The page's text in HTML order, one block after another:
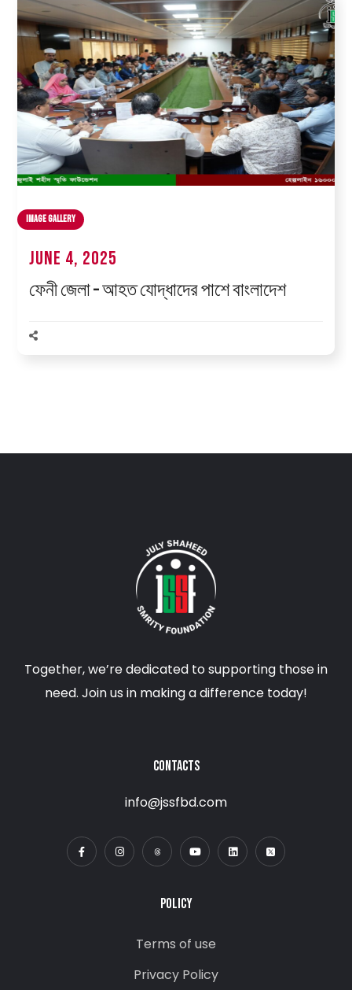
Image Gallery
June 4, 2025
ফেনী জেলা – আহত যোদ্ধাদের পাশে বাংলাদেশ
Together, we’re dedicated to supporting those in
need. Join us in making a difference today!
CONTACTS
info@jssfbd.com
POLICY
Terms of use
Privacy Policy